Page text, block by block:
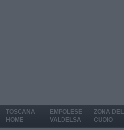
TOSCANA
HOME
EMPOLESE
VALDELSA
ZONA DEL
CUOIO